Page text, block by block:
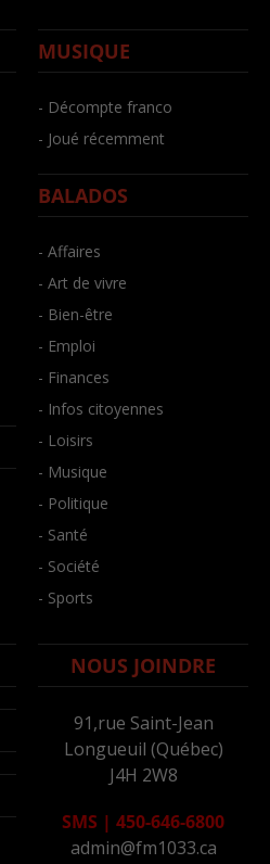
MUSIQUE
- Décompte franco
- Joué récemment
BALADOS
- Affaires
- Art de vivre
- Bien-être
- Emploi
- Finances
- Infos citoyennes
- Loisirs
- Musique
- Politique
- Santé
- Société
- Sports
NOUS JOINDRE
91,rue Saint-Jean
Longueuil (Québec)
J4H 2W8
SMS | 450-646-6800
admin@fm1033.ca